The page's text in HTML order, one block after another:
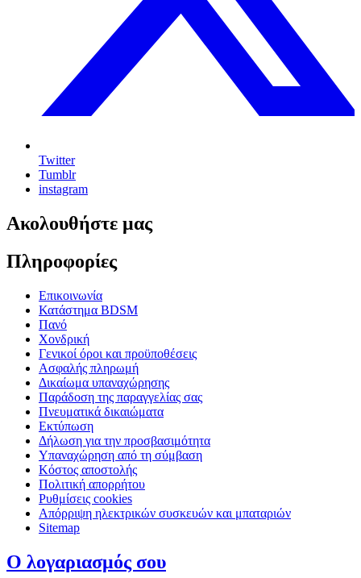
Twitter
Tumblr
instagram
Ακολουθήστε μας
Πληροφορίες
Επικοινωνία
Κατάστημα BDSM
Πανό
Χονδρική
Γενικοί όροι και προϋποθέσεις
Ασφαλής πληρωμή
Δικαίωμα υπαναχώρησης
Παράδοση της παραγγελίας σας
Πνευματικά δικαιώματα
Εκτύπωση
Δήλωση για την προσβασιμότητα
Υπαναχώρηση από τη σύμβαση
Κόστος αποστολής
Πολιτική απορρήτου
Ρυθμίσεις cookies
Απόρριψη ηλεκτρικών συσκευών και μπαταριών
Sitemap
Ο λογαριασμός σου